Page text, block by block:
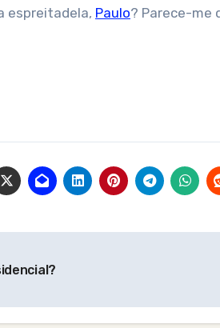
espreitadela, Paulo? Parece-me